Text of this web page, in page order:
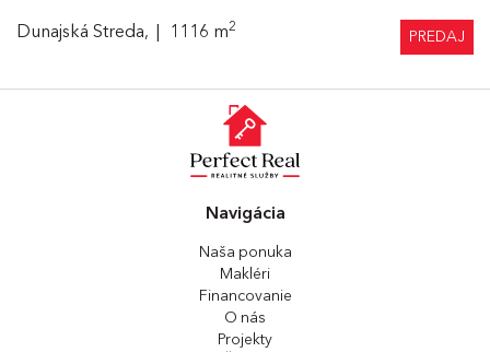
Dunajská Streda, 1116 m2
PREDAJ
Navigácia
Naša ponuka
Makléri
Financovanie
O nás
Projekty